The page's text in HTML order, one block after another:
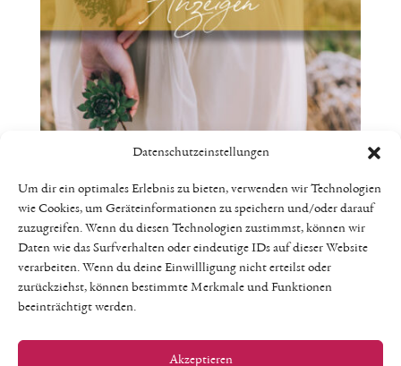
Datenschutzeinstellungen
Um dir ein optimales Erlebnis zu bieten, verwenden wir Technologien
wie Cookies, um Geräteinformationen zu speichern und/oder darauf
zuzugreifen. Wenn du diesen Technologien zustimmst, können wir
Daten wie das Surfverhalten oder eindeutige IDs auf dieser Website
verarbeiten. Wenn du deine Einwillligung nicht erteilst oder
zurückziehst, können bestimmte Merkmale und Funktionen
beeinträchtigt werden.
Akzeptieren
Anzeige mit Bild & Text 1/3 Seite –
The Mothering Journey – Frühling
2025
€119,00
Enthält 19% MwSt.